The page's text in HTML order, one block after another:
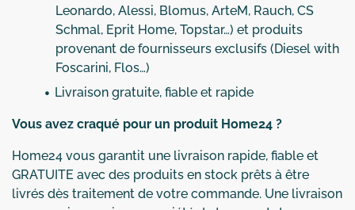
Leonardo, Alessi, Blomus, ArteM, Rauch, CS
Schmal, Eprit Home, Topstar…) et produits
provenant de fournisseurs exclusifs (Diesel with
Foscarini, Flos…)
Livraison gratuite, fiable et rapide
Vous avez craqué pour un produit Home24 ?
Home24 vous garantit une livraison rapide, fiable et
GRATUITE avec des produits en stock prêts à être
livrés dès traitement de votre commande. Une livraison